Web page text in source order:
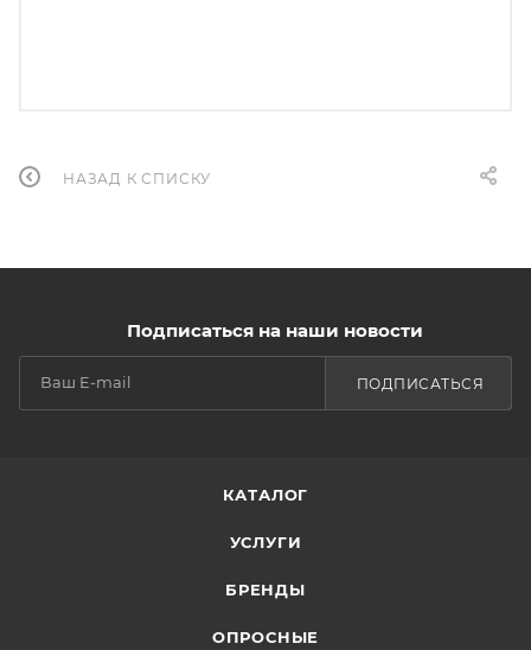
НАЗАД К СПИСКУ
Подписаться на наши новости
ПОДПИСАТЬСЯ
КАТАЛОГ
УСЛУГИ
БРЕНДЫ
ОПРОСНЫЕ